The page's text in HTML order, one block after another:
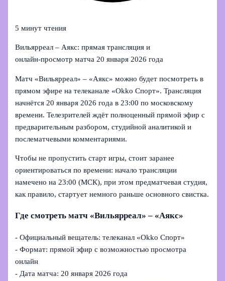
5 минут чтения
Вильярреал – Аякс: прямая трансляция и
онлайн‑просмотр матча 20 января 2026 года
Матч «Вильярреал» – «Аякс» можно будет посмотреть в
прямом эфире на телеканале «Okko Спорт». Трансляция
начнётся 20 января 2026 года в 23:00 по московскому
времени. Телезрителей ждёт полноценный прямой эфир с
предварительным разбором, студийной аналитикой и
послематчевыми комментариями.
Чтобы не пропустить старт игры, стоит заранее
ориентироваться по времени: начало трансляции
намечено на 23:00 (МСК), при этом предматчевая студия,
как правило, стартует немного раньше основного свистка.
Где смотреть матч «Вильярреал» – «Аякс»
- Официальный вещатель: телеканал «Okko Спорт»
- Формат: прямой эфир с возможностью просмотра
онлайн
- Дата матча: 20 января 2026 года